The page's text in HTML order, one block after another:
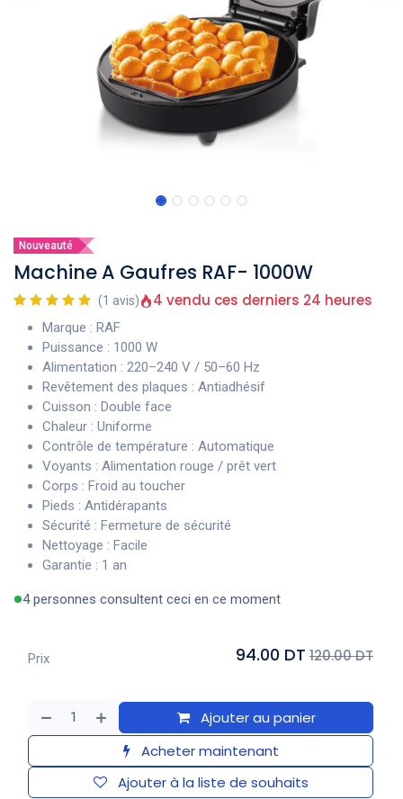
Nouveauté
Machine A Gaufres RAF- 1000W
(1 avis) 4 vendu ces derniers 24 heures
Marque : RAF
Puissance : 1000 W
Alimentation : 220–240 V / 50–60 Hz
Revêtement des plaques : Antiadhésif
Cuisson : Double face
Chaleur : Uniforme
Contrôle de température : Automatique
Voyants : Alimentation rouge / prêt vert
Corps : Froid au toucher
Pieds : Antidérapants
Sécurité : Fermeture de sécurité
Nettoyage : Facile
Garantie : 1 an
4 personnes consultent ceci en ce moment
Ajouter au panier
Acheter maintenant
Ajouter à la liste de souhaits
Prix 94.00 DT 120.00 DT